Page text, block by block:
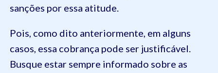
sanções por essa atitude.
Pois, como dito anteriormente, em alguns
casos, essa cobrança pode ser justificável.
Busque estar sempre informado sobre as